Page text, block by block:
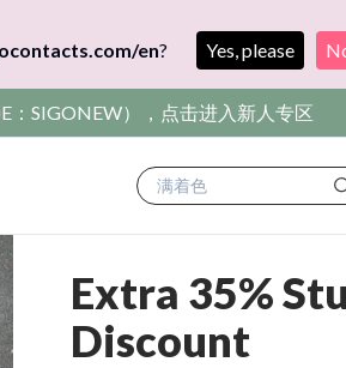
en? Yes, please
SIGONEW），点击进入新人专区
满着色
Extra 35%
Discount